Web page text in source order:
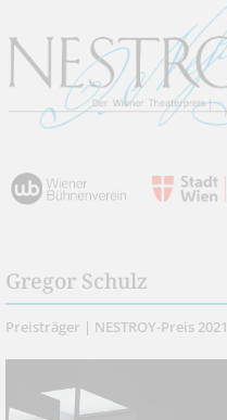
Gregor Schulz
Preisträger | NESTROY-Preis 2021